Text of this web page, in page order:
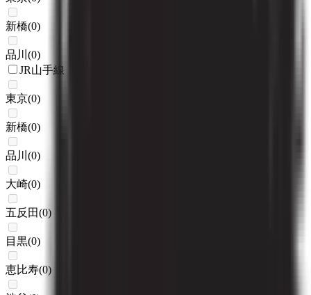
新橋(0)
品川 (0)
JR山手線
東京(0)
新橋(0)
品川 (0)
大崎(0)
五反田(0)
目黒(0)
恵比寿(0)